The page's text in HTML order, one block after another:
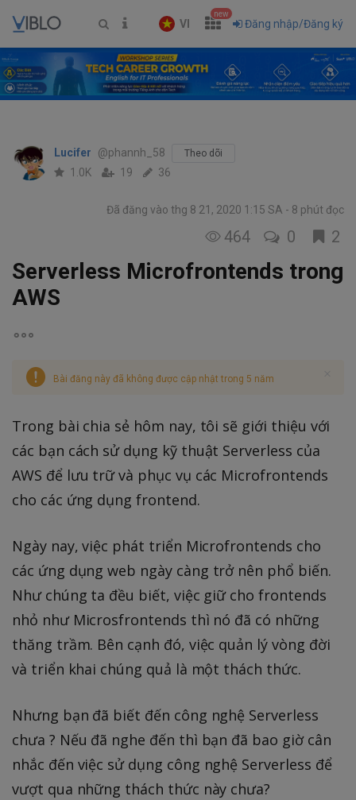
VI
new
Đăng nhập/Đăng ký
Lucifer @phannh_58 Theo dõi
1.0K 19 36
Đã đăng vào thg 8 21, 2020 1:15 SA 8 phút đọc
464 0 2
Serverless Microfrontends trong
AWS
Bài đăng này đã không được cập nhật trong 5 năm
Trong bài chia sẻ hôm nay, tôi sẽ giới thiệu với
các bạn cách sử dụng kỹ thuật Serverless của
AWS để lưu trữ và phục vụ các Microfrontends
cho các ứng dụng frontend.
Ngày nay, việc phát triển Microfrontends cho
các ứng dụng web ngày càng trở nên phổ biến.
Như chúng ta đều biết, việc giữ cho frontends
nhỏ như Microsfrontends thì nó đã có những
thăng trầm. Bên cạnh đó, việc quản lý vòng đời
và triển khai chúng quả là một thách thức.
Nhưng bạn đã biết đến công nghệ Serverless
chưa ? Nếu đã nghe đến thì bạn đã bao giờ cân
nhắc đến việc sử dụng công nghệ Serverless để
vượt qua những thách thức này chưa?